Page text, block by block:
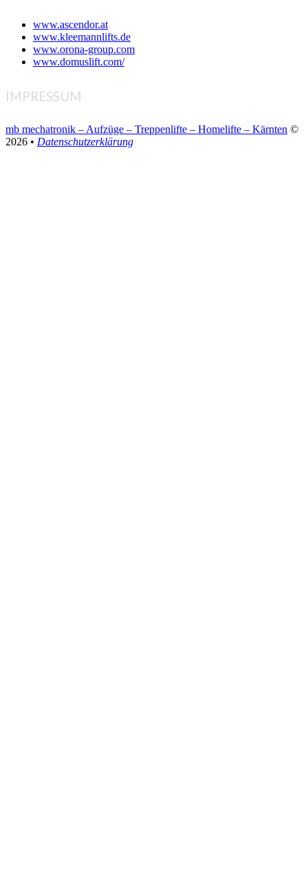
www.ascendor.at
www.kleemannlifts.de
www.orona-group.com
www.domuslift.com/
IMPRESSUM
mb mechatronik – Aufzüge – Treppenlifte – Homelifte – Kärnten ©
2026 • Datenschutzerklärung